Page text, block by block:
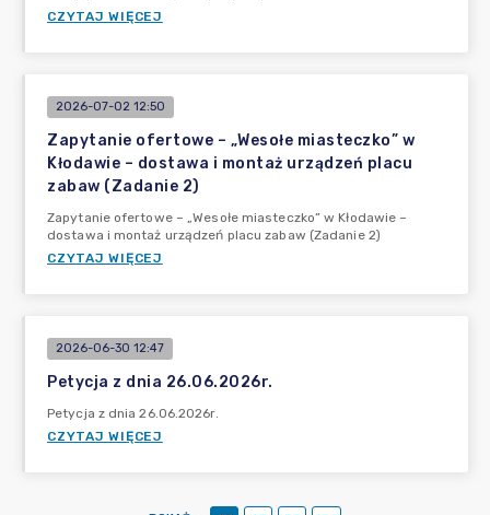
CZYTAJ WIĘCEJ
2026-07-02 12:50
Zapytanie ofertowe – „Wesołe miasteczko” w
Kłodawie – dostawa i montaż urządzeń placu
zabaw (Zadanie 2)
Zapytanie ofertowe – „Wesołe miasteczko” w Kłodawie –
dostawa i montaż urządzeń placu zabaw (Zadanie 2)
CZYTAJ WIĘCEJ
2026-06-30 12:47
Petycja z dnia 26.06.2026r.
Petycja z dnia 26.06.2026r.
CZYTAJ WIĘCEJ